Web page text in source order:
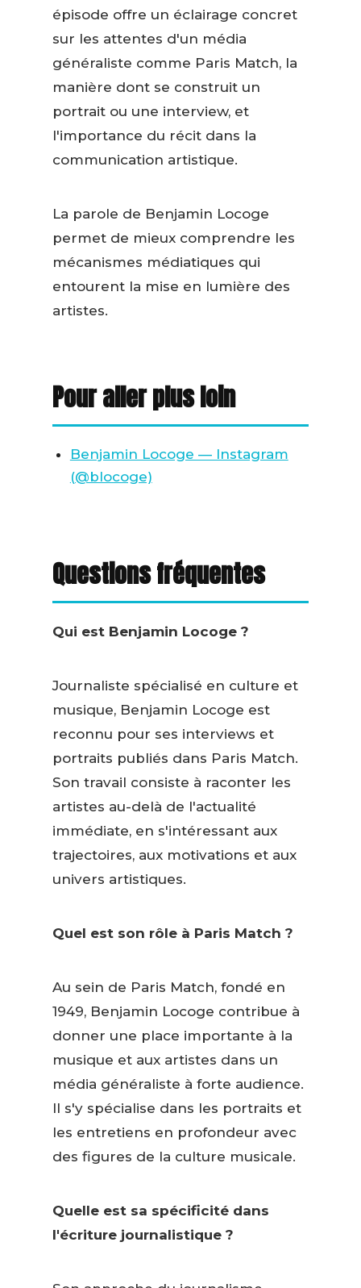
épisode offre un éclairage concret
sur les attentes d'un média
généraliste comme Paris Match, la
manière dont se construit un
portrait ou une interview, et
l'importance du récit dans la
communication artistique.
La parole de Benjamin Locoge
permet de mieux comprendre les
mécanismes médiatiques qui
entourent la mise en lumière des
artistes.
Pour aller plus loin
Benjamin Locoge — Instagram
(@blocoge)
Questions fréquentes
Qui est Benjamin Locoge ?
Journaliste spécialisé en culture et
musique, Benjamin Locoge est
reconnu pour ses interviews et
portraits publiés dans Paris Match.
Son travail consiste à raconter les
artistes au-delà de l'actualité
immédiate, en s'intéressant aux
trajectoires, aux motivations et aux
univers artistiques.
Quel est son rôle à Paris Match ?
Au sein de Paris Match, fondé en
1949, Benjamin Locoge contribue à
donner une place importante à la
musique et aux artistes dans un
média généraliste à forte audience.
Il s'y spécialise dans les portraits et
les entretiens en profondeur avec
des figures de la culture musicale.
Quelle est sa spécificité dans
l'écriture journalistique ?